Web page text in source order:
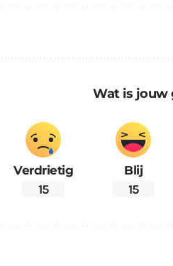
Wat is jouw
Verdrietig
15
Blij
15